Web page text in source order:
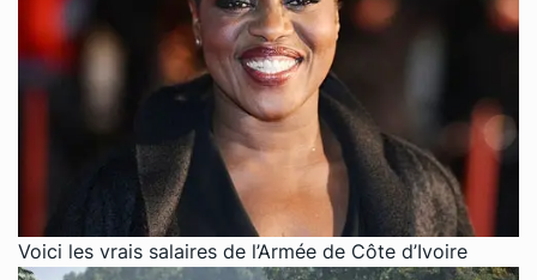
Voici les vrais salaires de l’Armée de Côte d’Ivoire